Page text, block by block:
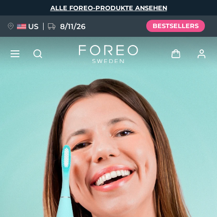
ALLE FOREO-PRODUKTE ANSEHEN
US 8/11/26 BESTSELLERS
Benutzerkonto
Meine Geräte
Meine Bestellungen
Meine Adressen
Meine Abonnements
FAQ™ Pure Beauty-Tech Elixir
BREAKING NEWS
issa™ Teeth Whitening Set
Deutsch
Español
Français
Italiano
Português
Svenska
Русский
简体中文 繁體中文